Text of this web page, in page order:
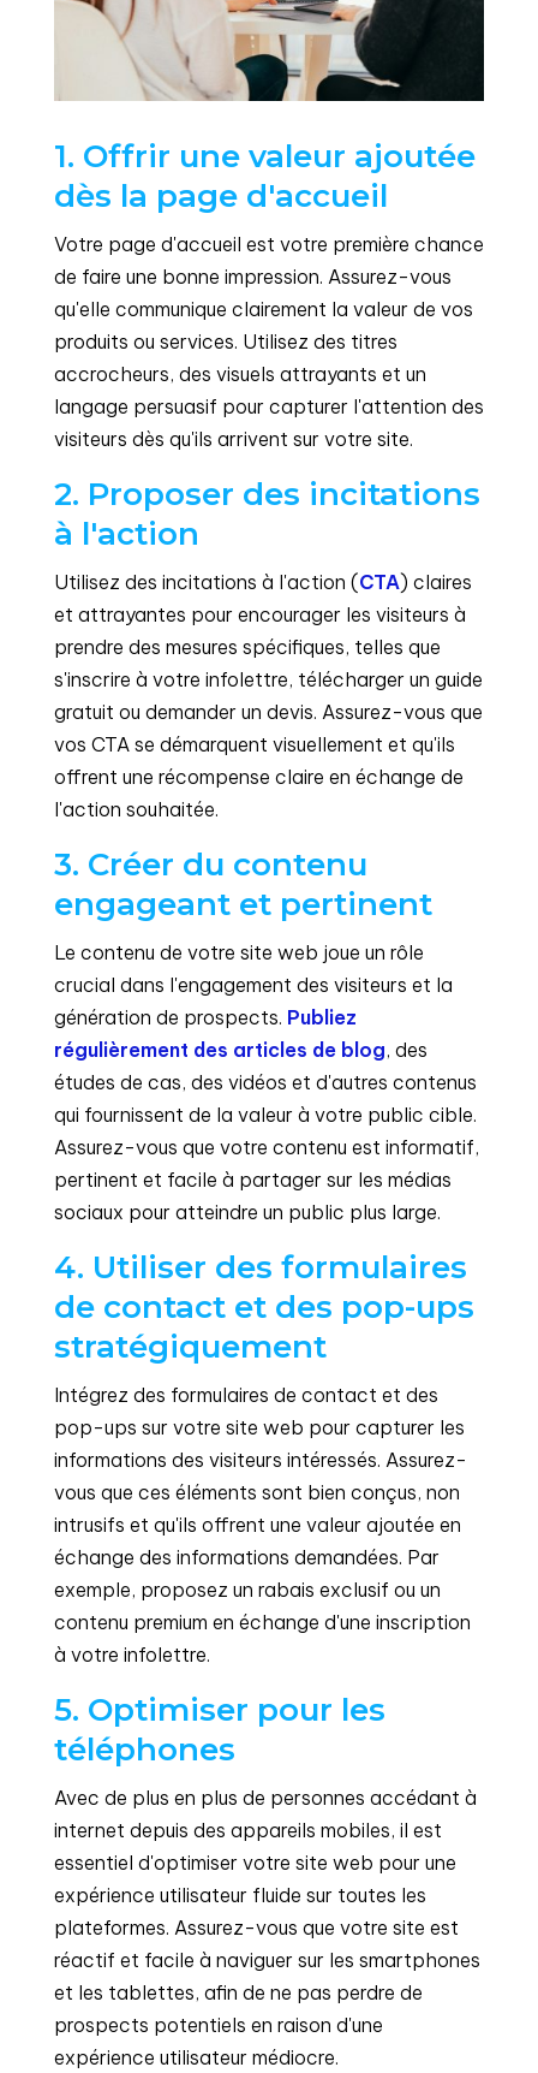
1. Offrir une valeur ajoutée
dès la page d'accueil
Votre page d'accueil est votre première chance
de faire une bonne impression. Assurez-vous
qu'elle communique clairement la valeur de vos
produits ou services. Utilisez des titres
accrocheurs, des visuels attrayants et un
langage persuasif pour capturer l'attention des
visiteurs dès qu'ils arrivent sur votre site.
2. Proposer des incitations
à l'action
Utilisez des incitations à l'action (CTA) claires
et attrayantes pour encourager les visiteurs à
prendre des mesures spécifiques, telles que
s'inscrire à votre infolettre, télécharger un guide
gratuit ou demander un devis. Assurez-vous que
vos CTA se démarquent visuellement et qu'ils
offrent une récompense claire en échange de
l'action souhaitée.
3. Créer du contenu
engageant et pertinent
Le contenu de votre site web joue un rôle
crucial dans l'engagement des visiteurs et la
génération de prospects. Publiez
régulièrement des articles de blog, des
études de cas, des vidéos et d'autres contenus
qui fournissent de la valeur à votre public cible.
Assurez-vous que votre contenu est informatif,
pertinent et facile à partager sur les médias
sociaux pour atteindre un public plus large.
4. Utiliser des formulaires
de contact et des pop-ups
stratégiquement
Intégrez des formulaires de contact et des
pop-ups sur votre site web pour capturer les
informations des visiteurs intéressés. Assurez-
vous que ces éléments sont bien conçus, non
intrusifs et qu'ils offrent une valeur ajoutée en
échange des informations demandées. Par
exemple, proposez un rabais exclusif ou un
contenu premium en échange d'une inscription
à votre infolettre.
5. Optimiser pour les
téléphones
Avec de plus en plus de personnes accédant à
internet depuis des appareils mobiles, il est
essentiel d'optimiser votre site web pour une
expérience utilisateur fluide sur toutes les
plateformes. Assurez-vous que votre site est
réactif et facile à naviguer sur les smartphones
et les tablettes, afin de ne pas perdre de
prospects potentiels en raison d'une
expérience utilisateur médiocre.